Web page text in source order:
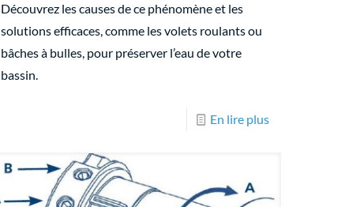
Découvrez les causes de ce phénomène et les
solutions efficaces, comme les volets roulants ou
bâches à bulles, pour préserver l’eau de votre
bassin.
En lire plus